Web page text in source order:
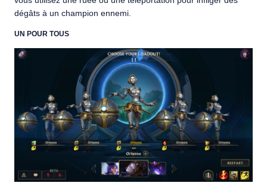
dégâts à un champion ennemi.
UN POUR TOUS